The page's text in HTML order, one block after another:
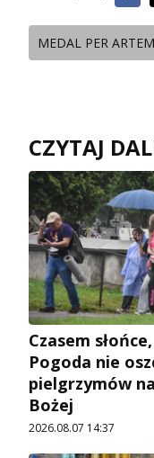
MEDAL PER
CZYTAJ
Czasem
Pogoda nie
pielgrzymów
Bożej
2026.08.07 14:37